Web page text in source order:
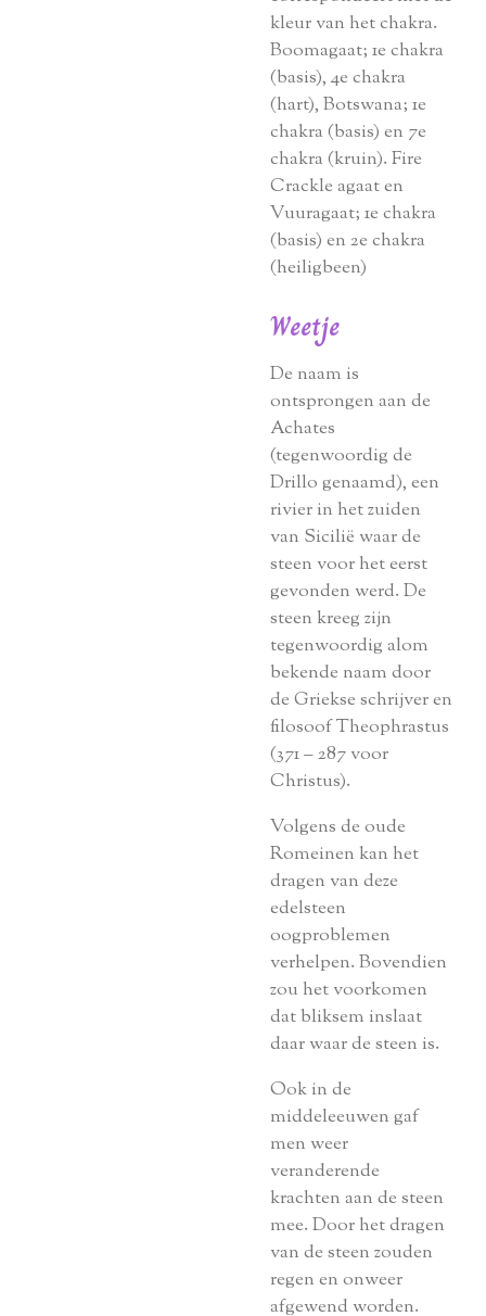
kleur van het chakra.
Boomagaat; 1e chakra
(basis), 4e chakra
(hart), Botswana; 1e
chakra (basis) en 7e
chakra (kruin). Fire
Crackle agaat en
Vuuragaat; 1e chakra
(basis) en 2e chakra
(heiligbeen)
Weetje
De naam is
ontsprongen aan de
Achates
(tegenwoordig de
Drillo genaamd), een
rivier in het zuiden
van Sicilië waar de
steen voor het eerst
gevonden werd. De
steen kreeg zijn
tegenwoordig alom
bekende naam door
de Griekse schrijver en
filosoof Theophrastus
(371 – 287 voor
Christus).
Volgens de oude
Romeinen kan het
dragen van deze
edelsteen
oogproblemen
verhelpen. Bovendien
zou het voorkomen
dat bliksem inslaat
daar waar de steen is.
Ook in de
middeleeuwen gaf
men weer
veranderende
krachten aan de steen
mee. Door het dragen
van de steen zouden
regen en onweer
afgewend worden.